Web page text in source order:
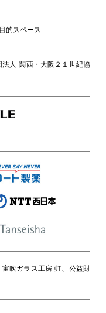
的スペース
人 関西・大阪２１世紀協
吹ガラス工房 虹、公益財